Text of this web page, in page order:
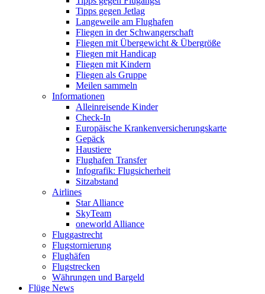
Tipps gegen Jetlag
Langeweile am Flughafen
Fliegen in der Schwangerschaft
Fliegen mit Übergewicht & Übergröße
Fliegen mit Handicap
Fliegen mit Kindern
Fliegen als Gruppe
Meilen sammeln
Informationen
Alleinreisende Kinder
Check-In
Europäische Krankenversicherungskarte
Gepäck
Haustiere
Flughafen Transfer
Infografik: Flugsicherheit
Sitzabstand
Airlines
Star Alliance
SkyTeam
oneworld Alliance
Fluggastrecht
Flugstornierung
Flughäfen
Flugstrecken
Währungen und Bargeld
Flüge News